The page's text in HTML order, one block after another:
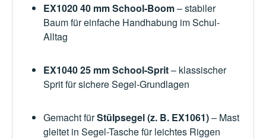
EX1020 40 mm School-Boom– stabiler
Baum für einfache Handhabung im Schul-
Alltag
EX1040 25 mm School-Sprit– klassischer
Sprit für sichere Segel-Grundlagen
Gemacht fürStülpsegel (z. B. EX1061)– Mast
gleitet in Segel-Tasche für leichtes Riggen